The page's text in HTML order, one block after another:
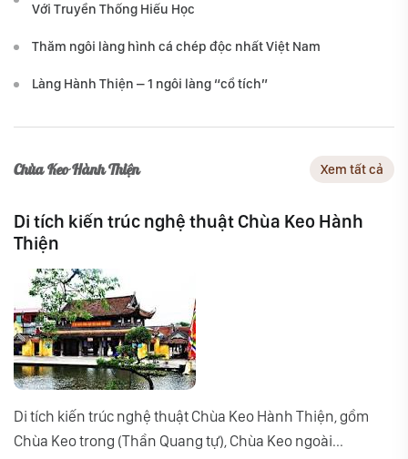
Với Truyền Thống Hiếu Học
Thăm ngôi làng hình cá chép độc nhất Việt Nam
Làng Hành Thiện – 1 ngôi làng “cổ tích”
Chùa Keo Hành Thiện Xem tất cả
Di tích kiến trúc nghệ thuật Chùa Keo Hành
Thiện
Di tích kiến trúc nghệ thuật Chùa Keo Hành Thiện, gồm
Chùa Keo trong (Thần Quang tự), Chùa Keo ngoài...